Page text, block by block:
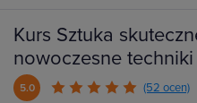
Kurs Sztuka
nowoczesne techniki
5.0 (52 ocen)